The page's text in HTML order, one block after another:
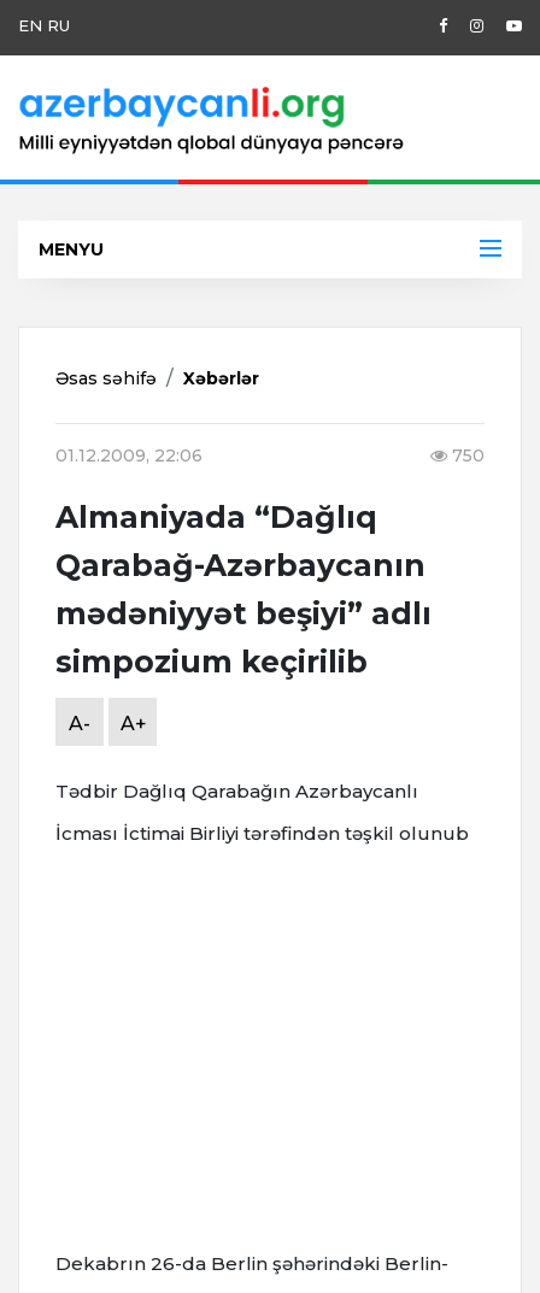
EN RU
MENYU
Əsas səhifə Xəbərlər
01.12.2009, 22:06 750
Almaniyada “Dağlıq
Qarabağ-Azərbaycanın
mədəniyyət beşiyi” adlı
simpozium keçirilib
A- A+
Tədbir Dağlıq Qarabağın Azərbaycanlı
İcması İctimai Birliyi tərəfindən təşkil olunub
Dekabrın 26-da Berlin şəhərindəki Berlin-